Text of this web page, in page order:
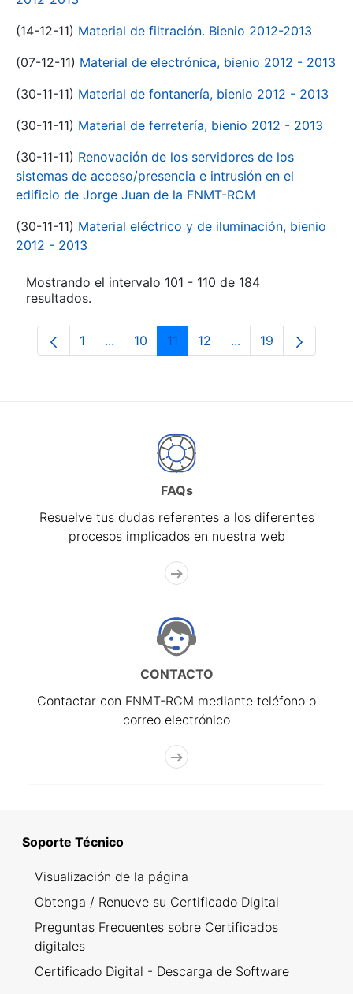
(14-12-11) Material de filtración. Bienio 2012-2013
(07-12-11) Material de electrónica, bienio 2012 - 2013
(30-11-11) Material de fontanería, bienio 2012 - 2013
(30-11-11) Material de ferretería, bienio 2012 - 2013
(30-11-11) Renovación de los servidores de los
sistemas de acceso/presencia e intrusión en el
edificio de Jorge Juan de la FNMT-RCM
(30-11-11) Material eléctrico y de iluminación, bienio
2012 - 2013
Mostrando el intervalo 101 - 110 de 184
resultados.
Página
1 ...Páginas intermedias Use TAB para
Página
10 Página
11 Página
12 ...PáginasPágina
19
FAQs
Resuelve tus dudas referentes a los diferentes
procesos implicados en nuestra web
CONTACTO
Contactar con FNMT-RCM mediante teléfono o
correo electrónico
Soporte Técnico
Visualización de la página
Obtenga / Renueve su Certificado Digital
Preguntas Frecuentes sobre Certificados
digitales
Certificado Digital - Descarga de Software